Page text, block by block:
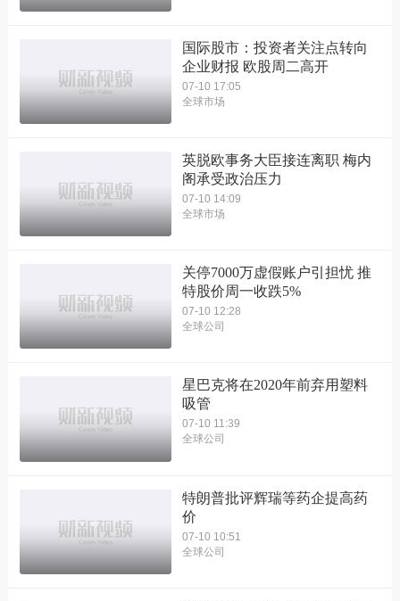
国际股市：投资者关注点转向
企业财报 欧股周二高开
07-10 17:05
全球市场
英脱欧事务大臣接连离职 梅内
阁承受政治压力
07-10 14:09
全球市场
关停7000万虚假账户引担忧 推
特股价周一收跌5%
07-10 12:28
全球公司
星巴克将在2020年前弃用塑料
吸管
07-10 11:39
全球公司
特朗普批评辉瑞等药企提高药
价
07-10 10:51
全球公司